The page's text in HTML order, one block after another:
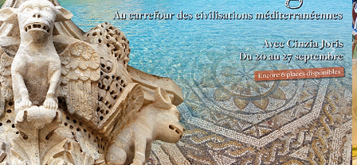
Previous Next